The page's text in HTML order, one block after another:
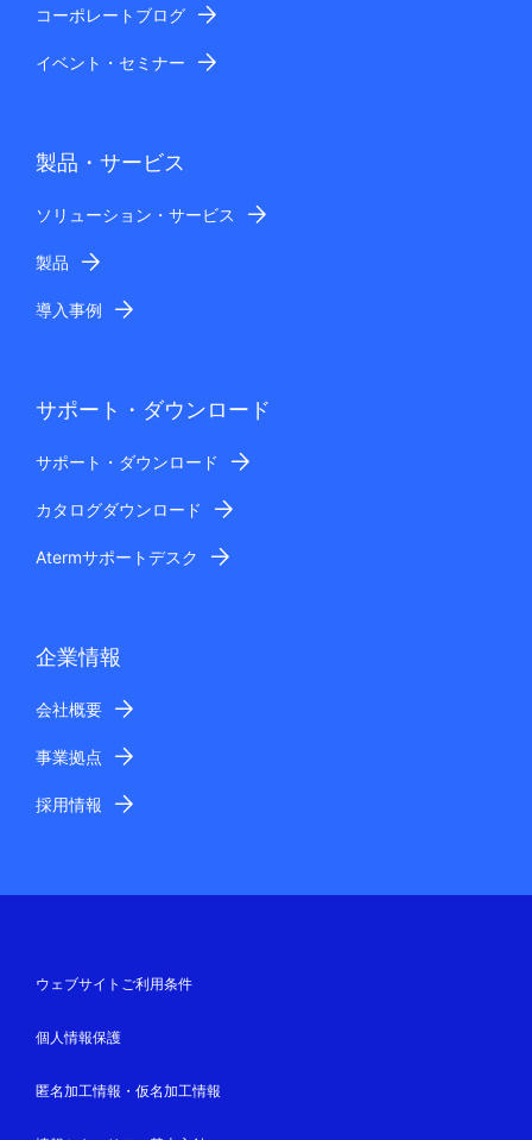
コーポレートブログ
イベント・セミナー
製品・サービス
ソリューション・サービス
製品
導入事例
サポート・ダウンロード
サポート・ダウンロード
カタログダウンロード
Atermサポートデスク
企業情報
会社概要
事業拠点
採用情報
ウェブサイトご利用条件
個人情報保護
匿名加工情報・仮名加工情報